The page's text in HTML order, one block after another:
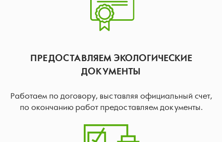
ПРЕДОСТАВЛЯЕМ ЭКОЛОГИЧЕСКИЕ
ДОКУМЕНТЫ
Работаем по договору, выставляя официальный счет,
по окончанию работ предоставляем документы.